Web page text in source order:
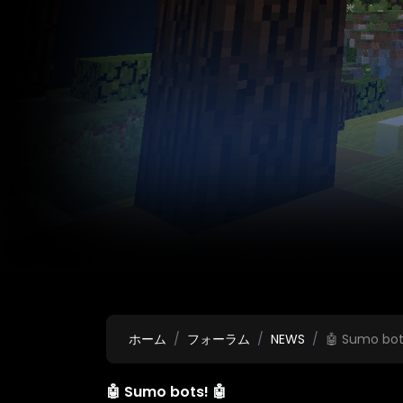
ホーム フォーラム NEWS 🤖 Sumo
🤖 Sumo bots! 🤖